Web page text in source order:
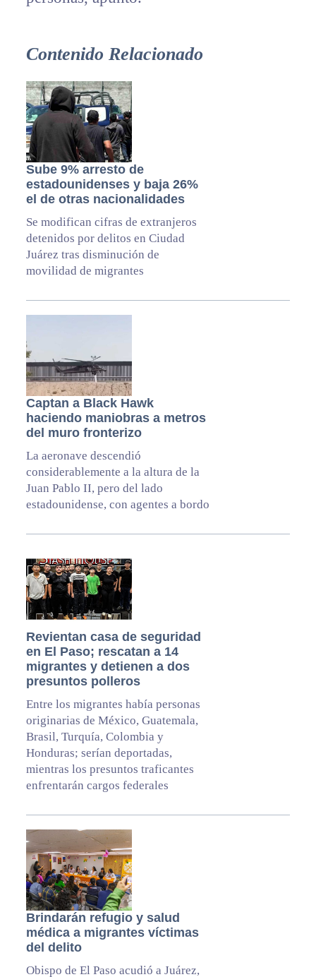
Contenido Relacionado
Sube 9% arresto de
estadounidenses y baja 26%
el de otras nacionalidades
Se modifican cifras de extranjeros
detenidos por delitos en Ciudad
Juárez tras disminución de
movilidad de migrantes
Captan a Black Hawk
haciendo maniobras a metros
del muro fronterizo
La aeronave descendió
considerablemente a la altura de la
Juan Pablo II, pero del lado
estadounidense, con agentes a bordo
Revientan casa de seguridad
en El Paso; rescatan a 14
migrantes y detienen a dos
presuntos polleros
Entre los migrantes había personas
originarias de México, Guatemala,
Brasil, Turquía, Colombia y
Honduras; serían deportadas,
mientras los presuntos traficantes
enfrentarán cargos federales
Brindarán refugio y salud
médica a migrantes víctimas
del delito
Obispo de El Paso acudió a Juárez,